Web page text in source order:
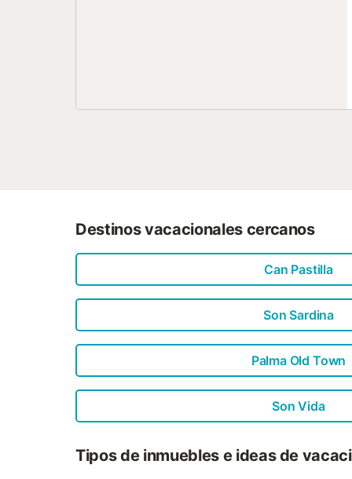
Destinos vacacionales cercanos
Can Pastilla
Son Sardina
Palma Old Town
Son Vida
Tipos de inmuebles e ideas de